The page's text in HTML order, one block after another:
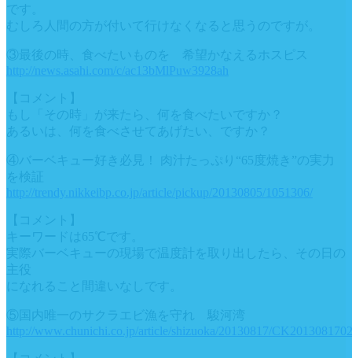
です。
むしろ人間の方が付いて行けなくなると思うのですが。
③最後の時、食べたいものを 希望かなえるホスピス
http://news.asahi.com/c/ac13bMlPuw3928ah
【コメント】
もし「その時」が来たら、何を食べたいですか？
あるいは、何を食べさせてあげたい、ですか？
④バーベキュー好き必見！ 肉汁たっぷり“65度焼き”の実力
を検証
http://trendy.nikkeibp.co.jp/article/pickup/20130805/1051306/
【コメント】
キーワードは65℃です。
実際バーベキューの現場で温度計を取り出したら、その日の
主役
になれること間違いなしです。
⑤国内唯一のサクラエビ漁を守れ 駿河湾
http://www.chunichi.co.jp/article/shizuoka/20130817/